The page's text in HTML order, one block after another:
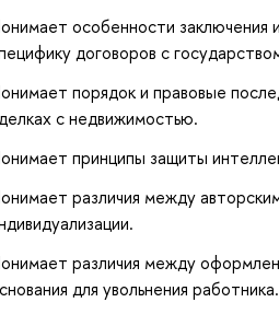
особенности заключения
договоров с
порядок и правовые
с недвижимостью.
принципы защиты
различия между
различия между
для увольнения работника.